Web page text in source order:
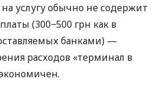
услугу обычно не содержит
(300−500 грн как в
банками) —
расходов «терминал в